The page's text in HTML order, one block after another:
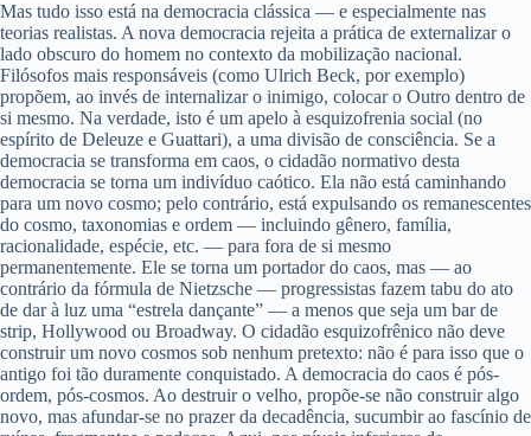
Mas tudo isso está na democracia clássica — e especialmente nas
teorias realistas. A nova democracia rejeita a prática de externalizar o
lado obscuro do homem no contexto da mobilização nacional.
Filósofos mais responsáveis (como Ulrich Beck, por exemplo)
propõem, ao invés de internalizar o inimigo, colocar o Outro dentro de
si mesmo. Na verdade, isto é um apelo à esquizofrenia social (no
espírito de Deleuze e Guattari), a uma divisão de consciência. Se a
democracia se transforma em caos, o cidadão normativo desta
democracia se torna um indivíduo caótico. Ela não está caminhando
para um novo cosmo; pelo contrário, está expulsando os remanescentes
do cosmo, taxonomias e ordem — incluindo gênero, família,
racionalidade, espécie, etc. — para fora de si mesmo
permanentemente. Ele se torna um portador do caos, mas — ao
contrário da fórmula de Nietzsche — progressistas fazem tabu do ato
de dar à luz uma “estrela dançante” — a menos que seja um bar de
strip, Hollywood ou Broadway. O cidadão esquizofrênico não deve
construir um novo cosmos sob nenhum pretexto: não é para isso que o
antigo foi tão duramente conquistado. A democracia do caos é pós-
ordem, pós-cosmos. Ao destruir o velho, propõe-se não construir algo
novo, mas afundar-se no prazer da decadência, sucumbir ao fascínio de